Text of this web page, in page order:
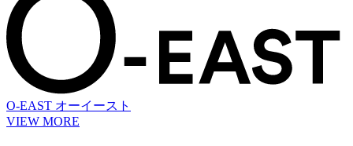
O-EAST オーイースト
VIEW MORE